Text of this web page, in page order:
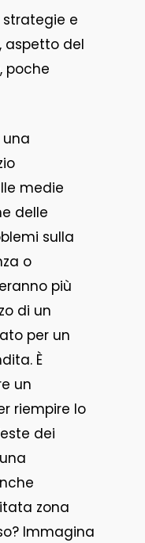
e
aspetto del
poche
una
medie
delle
sulla
o
più
di un
per un
È
un
riempire lo
dei
zona
Immagina